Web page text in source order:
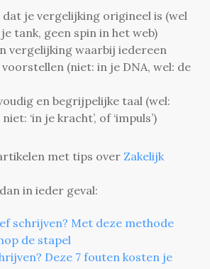
je vergelijking origineel is (wel
tank, geen spin in het web)
vergelijking waarbij iedereen
(niet: in je DNA, wel: de
en begrijpelijke taal (wel:
niet: ‘in je kracht’, of ‘impuls’)
met tips over Zakelijk
in ieder geval:
schrijven? Met deze methode
de stapel
Deze 7 fouten kosten je